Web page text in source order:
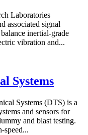
Laboratories
associated signal
inertial-grade
vibration and...
Systems
Systems (DTS) is a
and sensors for
and blast testing.
speed...